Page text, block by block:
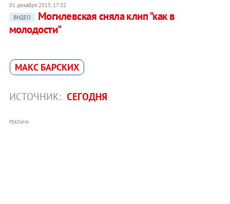
01 декабря 2015, 17:32
ВИДЕО
Могилевская сняла клип "как в
молодости"
МАКС БАРСКИХ
ИСТОЧНИК: СЕГОДНЯ
РЕКЛАМА